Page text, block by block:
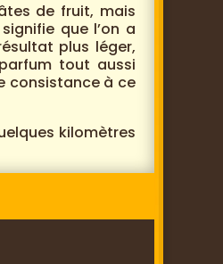
de fruit, mais
que l’on a
plus léger,
tout aussi
consistance à ce
kilomètres